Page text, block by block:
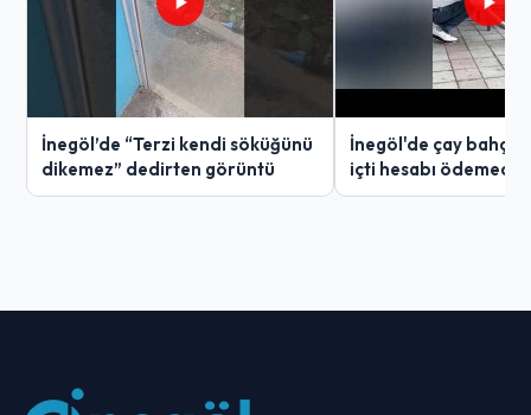
İnegöl’de “Terzi kendi söküğünü
dikemez” dedirten görüntü
İnegöl'de çay
içti hesabı ödemedi